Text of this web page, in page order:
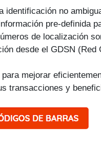
identificación no
pre-definida
de localización
desde el GDSN
mejorar
transacciones y